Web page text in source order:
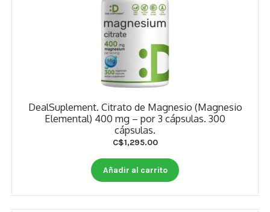
DealSuplement. Citrato de Magnesio (Magnesio
Elemental) 400 mg – por 3 cápsulas. 300
cápsulas.
C$1,295.00
Añadir al carrito